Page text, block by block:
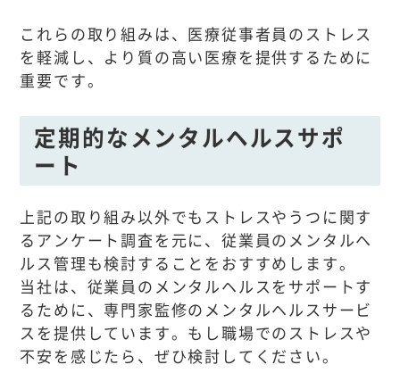
これらの取り組みは、医療従事者員のストレス
を軽減し、より質の高い医療を提供するために
重要です。
定期的なメンタルヘルスサポ
ート
上記の取り組み以外でもストレスやうつに関す
るアンケート調査を元に、従業員のメンタルヘ
ルス管理も検討することをおすすめします。
当社は、従業員のメンタルヘルスをサポートす
るために、専門家監修のメンタルヘルスサービ
スを提供しています。もし職場でのストレスや
不安を感じたら、ぜひ検討してください。